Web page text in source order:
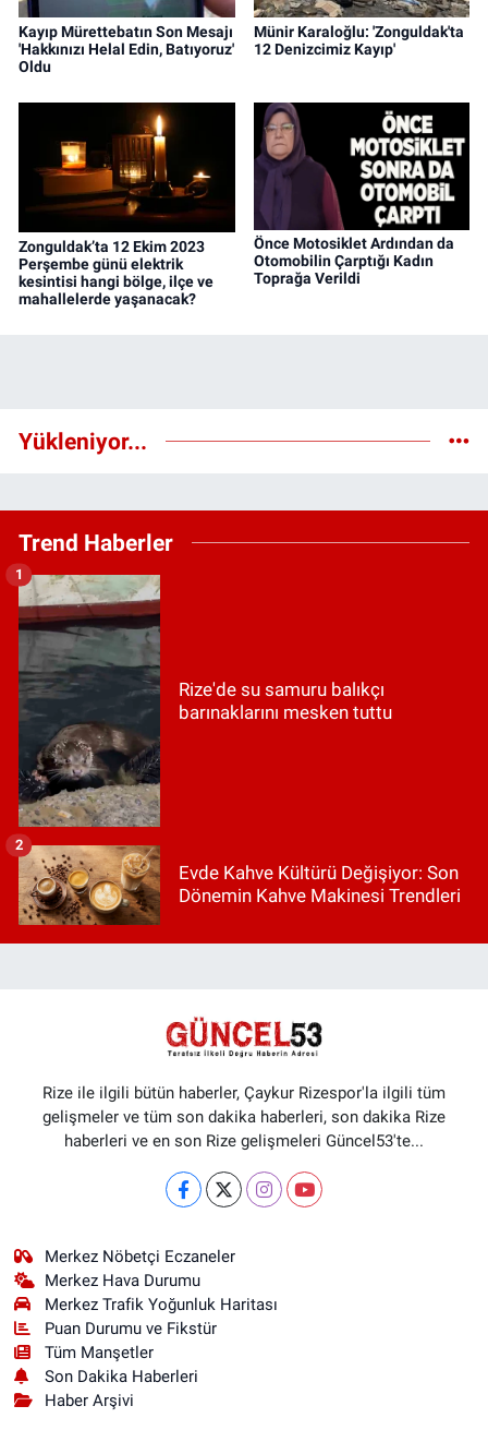
Kayıp Mürettebatın Son Mesajı
'Hakkınızı Helal Edin, Batıyoruz'
Oldu
Münir Karaloğlu: 'Zonguldak'ta
12 Denizcimiz Kayıp'
Zonguldak’ta 12 Ekim 2023
Perşembe günü elektrik
kesintisi hangi bölge, ilçe ve
mahallelerde yaşanacak?
Önce Motosiklet Ardından da
Otomobilin Çarptığı Kadın
Toprağa Verildi
Yükleniyor...
Trend Haberler
Rize'de su samuru balıkçı
barınaklarını mesken tuttu
1
Evde Kahve Kültürü Değişiyor: Son
Dönemin Kahve Makinesi Trendleri
2
Rize ile ilgili bütün haberler, Çaykur Rizespor'la ilgili tüm
gelişmeler ve tüm son dakika haberleri, son dakika Rize
haberleri ve en son Rize gelişmeleri Güncel53'te...
Merkez Nöbetçi Eczaneler
Merkez Hava Durumu
Merkez Trafik Yoğunluk Haritası
Puan Durumu ve Fikstür
Tüm Manşetler
Son Dakika Haberleri
Haber Arşivi